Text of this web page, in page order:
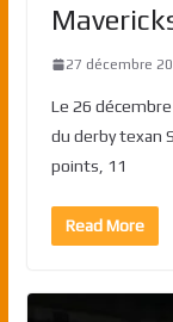
27 décembre
Le 26
du derby texan
points, 11
Read More